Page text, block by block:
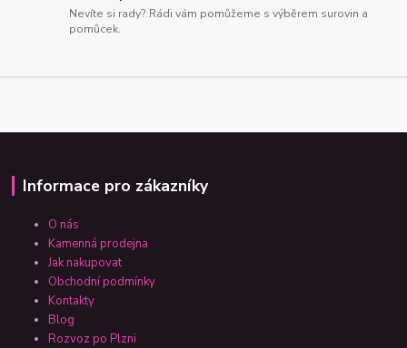
Nevíte si rady? Rádi vám pomůžeme s výběrem surovin a
pomůcek.
Informace pro zákazníky
O nás
Kamenná prodejna
Jak nakupovat
Obchodní podmínky
Kontakty
Blog
Rozvoz po Plzni